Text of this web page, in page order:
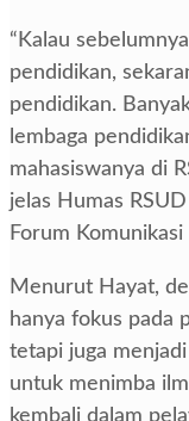
“Kalau
pendidikan,
pendidikan.
lembaga
mahasiswanya di
jelas Humas
Forum
Menurut Hayat,
hanya fokus pada
tetapi juga
untuk menimba
kembali dalam